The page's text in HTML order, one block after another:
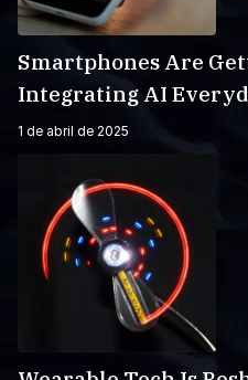
Smartphones Are
Integrating AI
1 de abril de 2025